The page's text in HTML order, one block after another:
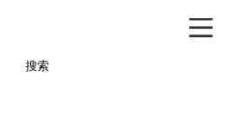
搜索